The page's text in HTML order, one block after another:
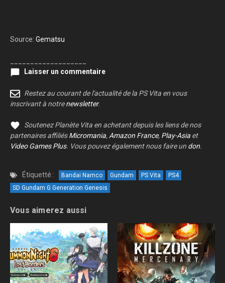
Source: Gematsu
Laisser un commentaire
Restez au courant de l'actualité de la PS Vita en vous
inscrivant à notrenewsletter.
Soutenez Planète Vita en achetant depuis les liens de nos
partenaires affiliésMicromania, Amazon France, Play-Asia et
Video Games Plus. Vous pouvez également nous faire un don.
Étiquetté : Bandai Namco Gundam PS Vita
PS4
SD Gundam G Generation Genesis
Vous aimerez aussi